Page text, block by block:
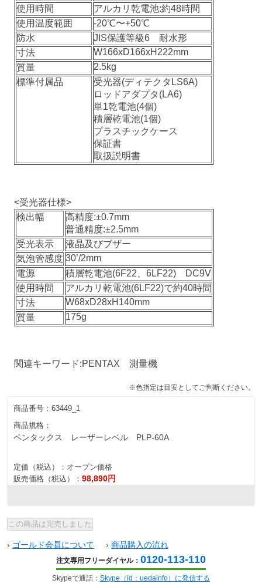
使用時間
アルカリ乾電池:約48時間
使用温度範囲
-20℃〜+50℃
防水
JIS保護等級6 耐水形
寸法
W166xD166xH222mm
質量
2.5kg
標準付属品
受光器(ディテクタLS6A)
ロッドアダプタ(LA6)
単1乾電池(4個)
積層乾電池(1個)
プラスチックケース
保証書
取扱説明書
<受光器仕様>
検出幅
高精度:±0.7mm
普通精度:±2.5mm
受光表示
液晶及びブザー
気泡管感度 30’/2mm
電源
積層乾電池(6F22、6LF22) DC9V
使用時間
アルカリ乾電池(6LF22)で約40時間
寸法
W68xD28xH140mm
質量
175g
関連キーワード:PENTAX 測量機
※色指定は目安としてご判断ください。
商品番号： 63449_1
商品規格：
ペンタックス レーザーレベル PLP-60A
定価（税込）： オープン価格
販売価格（税込）： 98,890円
› ゴールド会員について › 商品購入の流れ
注文専用フリーダイヤル： 0120-113-110
Skypeで通話： Skype（id：uedainfo）に発信する